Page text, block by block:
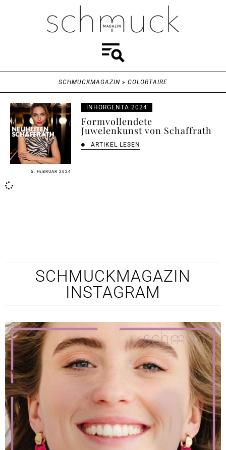
SCHMUCKMAGAZIN » COLORTAIRE
5. FEBRUAR 2024
INHORGENTA 2024
Formvollendete
Juwelenkunst von Schaffrath
ARTIKEL LESEN
SCHMUCKMAGAZIN
INSTAGRAM